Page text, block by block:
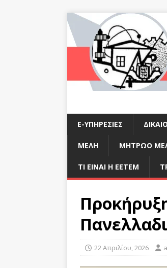
E-ΥΠΗΡΕΣΊΕΣ
ΜΈΛΗ ΜΗΤΡΩΟ
ΤΙ ΕΊΝΑΙ Η ΕΕΤΕΜ
22 Απριλίου, 2026